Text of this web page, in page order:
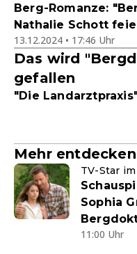
Berg-Romanze:
Nathalie Schott
13.12.2024 • 17:46 Uhr
Das wird
gefallen
"Die
Mehr entdecken
TV-Star
Sophia
11:00 Uhr